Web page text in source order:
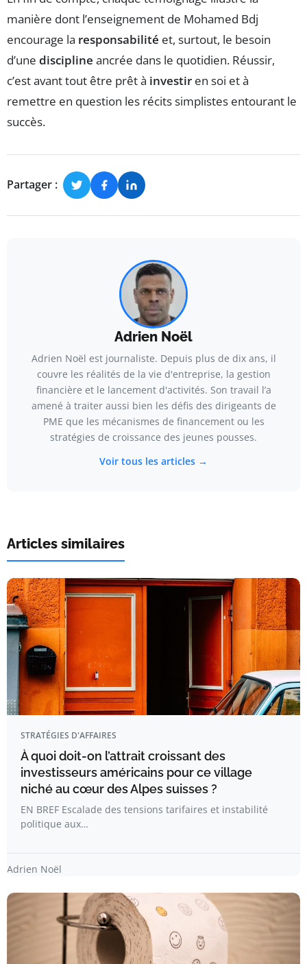
manière dont l’enseignement de Mohamed Bdj
encourage la responsabilité et, surtout, le besoin
d’une discipline ancrée dans le quotidien. Réussir,
c’est avant tout être prêt à investir en soi et à
remettre en question les récits simplistes entourant le
succès.
Partager :
Adrien Noël
Adrien Noël est journaliste. Depuis plus de dix ans, il
couvre les réalités de la vie d'entreprise, la gestion
financière et le lancement d'activités. Son travail l’a
amené à traiter aussi bien les défis des dirigeants de
PME que les mécanismes de financement ou les
stratégies de croissance des jeunes pousses.
Voir tous les articles →
Articles similaires
STRATÉGIES D'AFFAIRES
À quoi doit-on l’attrait croissant des
investisseurs américains pour ce village
niché au cœur des Alpes suisses ?
EN BREF Escalade des tensions tarifaires et instabilité
politique aux…
Adrien Noël